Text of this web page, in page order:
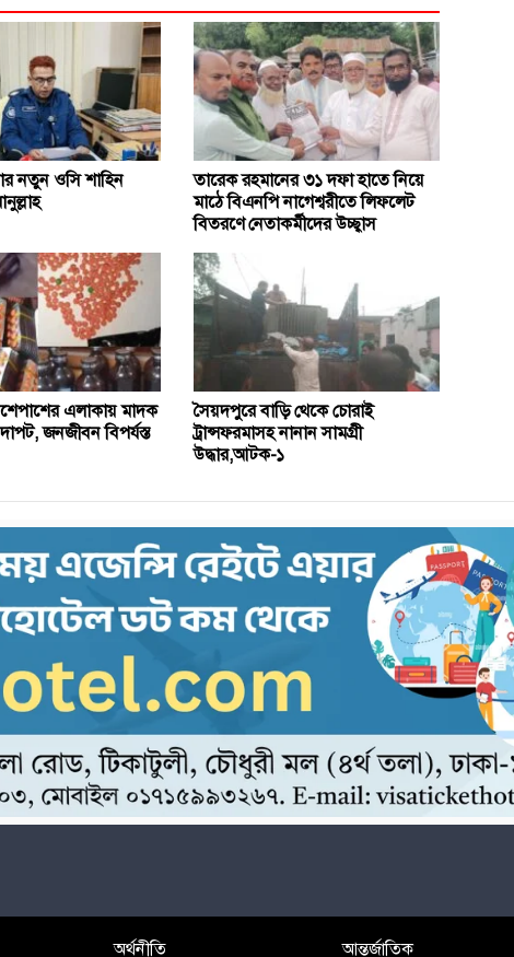
নতুন ওসি শাহিন
তারেক রহমানের ৩১ দফা হাতে নিয়ে
মাঠে বিএনপি নাগেশ্বরীতে লিফলেট
বিতরণে নেতাকর্মীদের উচ্ছ্বাস
এলাকায় মাদক
জনজীবন বিপর্যস্ত
সৈয়দপুরে বাড়ি থেকে চোরাই
ট্রান্সফরমাসহ নানান সামগ্রী
উদ্ধার,আটক-১
অর্থনীতি আন্তর্জাতিক